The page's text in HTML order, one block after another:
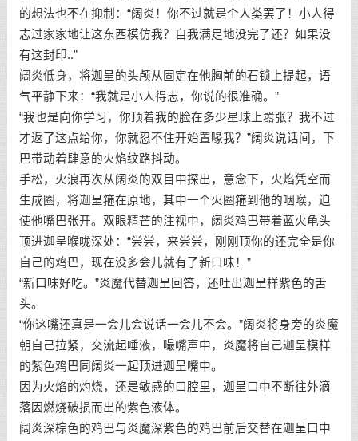
的想法也不在抑制：“阔炎！你不过就是个人类罢了！小人得
志过家家地让这东西模仿我？自我满足地没完了还？如果没
有这封印..”
阔炎低身，将迦呈的头颅从固定在他胸前的石锁上提起，语
气平静下来：“我就是小人得志，你说的很准确。”
“我也是向你学习，你顶着我的脸在多少星球上嚣张？我不过
才返了这点给你，你就忍不住开始置喙我？”阔炎说话间，下
巴带动着肆意的火焰纹路抖动。
手松，火浪再次从阔炎的双目中探出，意念下，火焰凭空而
生成圈，将迦呈箍在原地，其中一个火圈箍到他的咽喉，迫
使他嘴巴张开。双眼精芒的注视中，阔炎鸡巴带着蓝火龟头
顶进迦呈喉咙深处：“尝尝，来尝尝，刚刚顶你的还完全是你
自己的鸡巴，现在没多会儿就有了新口味！”
“新口味好吃。”炎魔代替迦呈回答，还吐出迦呈样紫色的舌
头。
“你这嘴还真是一会儿会说话一会儿不会。”阔炎将身旁的炎魔
朝自己拉紧，交流起唾液，嘬嘴声中，炎魔将自己迦呈模样
的紫色鸡巴同阔炎一起顶进迦呈嘴中。
因为火焰的灼烧，还是敏感的口腔里，迦呈口中不断往外滴
落因燃烧破损而出的紫色液体。
阔炎深棕色的鸡巴与炎魔深紫色的鸡巴前后交替在迦呈口中